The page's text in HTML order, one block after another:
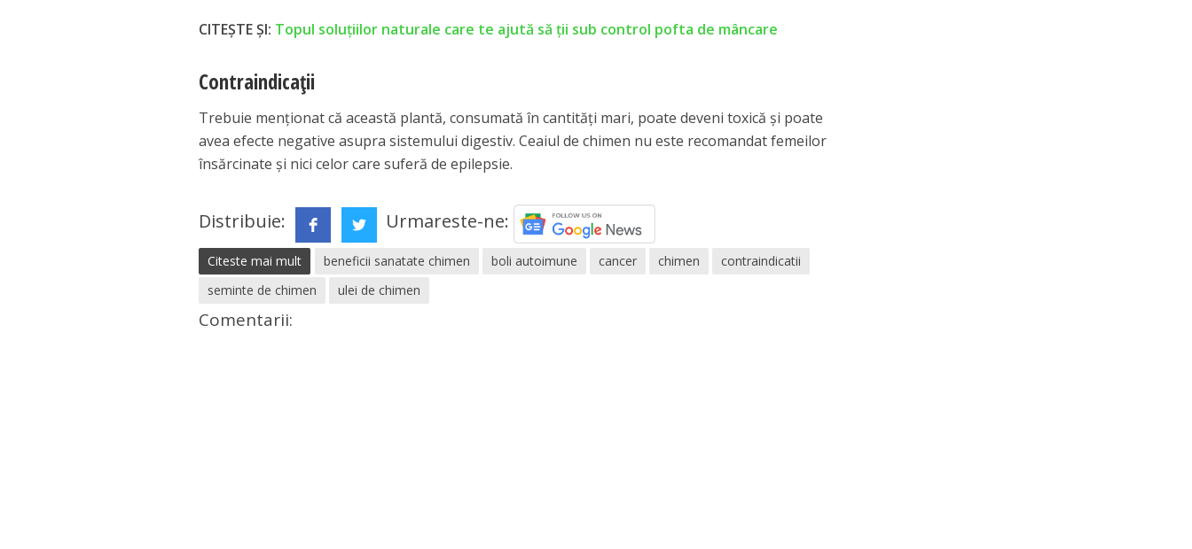
CITEȘTE ȘI: Topul soluţiilor naturale care te ajută să ţii sub control pofta de mâncare
Contraindicații
Trebuie menționat că această plantă, consumată în cantități mari, poate deveni toxică și poate
avea efecte negative asupra sistemului digestiv. Ceaiul de chimen nu este recomandat femeilor
însărcinate și nici celor care suferă de epilepsie.
Distribuie: Urmareste-ne:
Citeste mai mult beneficii sanatate chimen boli autoimune cancer chimen
contraindicatii
seminte de chimen
ulei de chimen
Comentarii: